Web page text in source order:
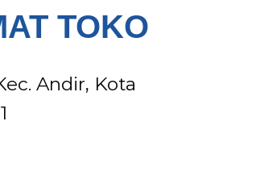
TOKO
Andir, Kota